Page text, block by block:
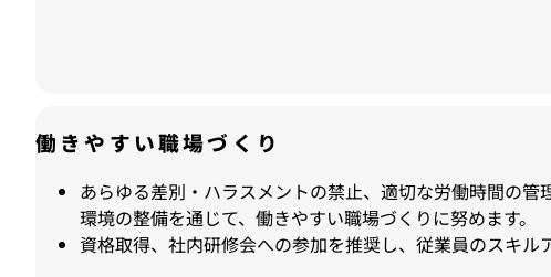
働きやすい職場づくり
あらゆる差別・ハラスメントの禁止、適切な労働時間の管
環境の整備を通じて、働きやすい職場づくりに努めます。
資格取得、社内研修会への参加を推奨し、従業員のスキル